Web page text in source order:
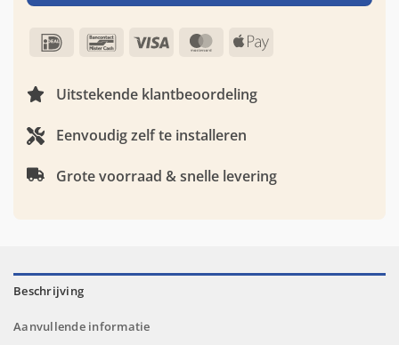
IDeal Bancontact
Visa MasterCard
Apple
Uitstekende klantbeoordeling
Eenvoudig zelf te installeren
Grote voorraad & snelle levering
Beschrijving
Aanvullende informatie